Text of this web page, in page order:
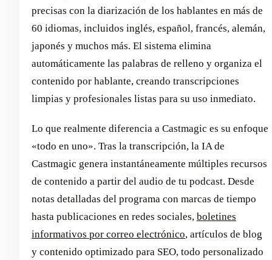
precisas con la diarización de los hablantes en más de
60 idiomas, incluidos inglés, español, francés, alemán,
japonés y muchos más. El sistema elimina
automáticamente las palabras de relleno y organiza el
contenido por hablante, creando transcripciones
limpias y profesionales listas para su uso inmediato.
Lo que realmente diferencia a Castmagic es su enfoque
«todo en uno». Tras la transcripción, la IA de
Castmagic genera instantáneamente múltiples recursos
de contenido a partir del audio de tu podcast. Desde
notas detalladas del programa con marcas de tiempo
hasta publicaciones en redes sociales, boletines
informativos por correo electrónico, artículos de blog
y contenido optimizado para SEO, todo personalizado